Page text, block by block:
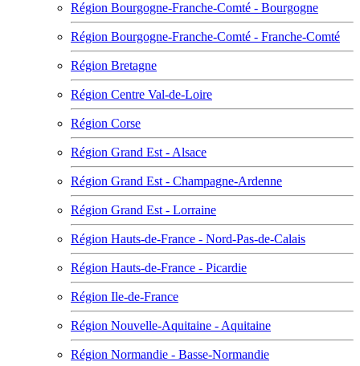
Région Bourgogne-Franche-Comté - Bourgogne
Région Bourgogne-Franche-Comté - Franche-Comté
Région Bretagne
Région Centre Val-de-Loire
Région Corse
Région Grand Est - Alsace
Région Grand Est - Champagne-Ardenne
Région Grand Est - Lorraine
Région Hauts-de-France - Nord-Pas-de-Calais
Région Hauts-de-France - Picardie
Région Ile-de-France
Région Nouvelle-Aquitaine - Aquitaine
Région Normandie - Basse-Normandie